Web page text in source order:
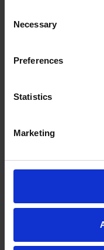
Selection
Necessary
Preferences
Statistics
Marketing
Diploma Estynedig
CACHE Lefel 3 Gofal